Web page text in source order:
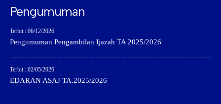
Pengumuman
Terbit : 06/12/2026
Pengumuman Pengambilan Ijazah TA 2025/2026
Terbit : 02/05/2026
EDARAN ASAJ TA.2025/2026